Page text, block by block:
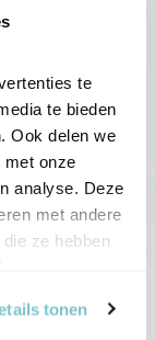
te
te bieden
Ook delen we
met onze
analyse. Deze
met andere
ze hebben
tonen